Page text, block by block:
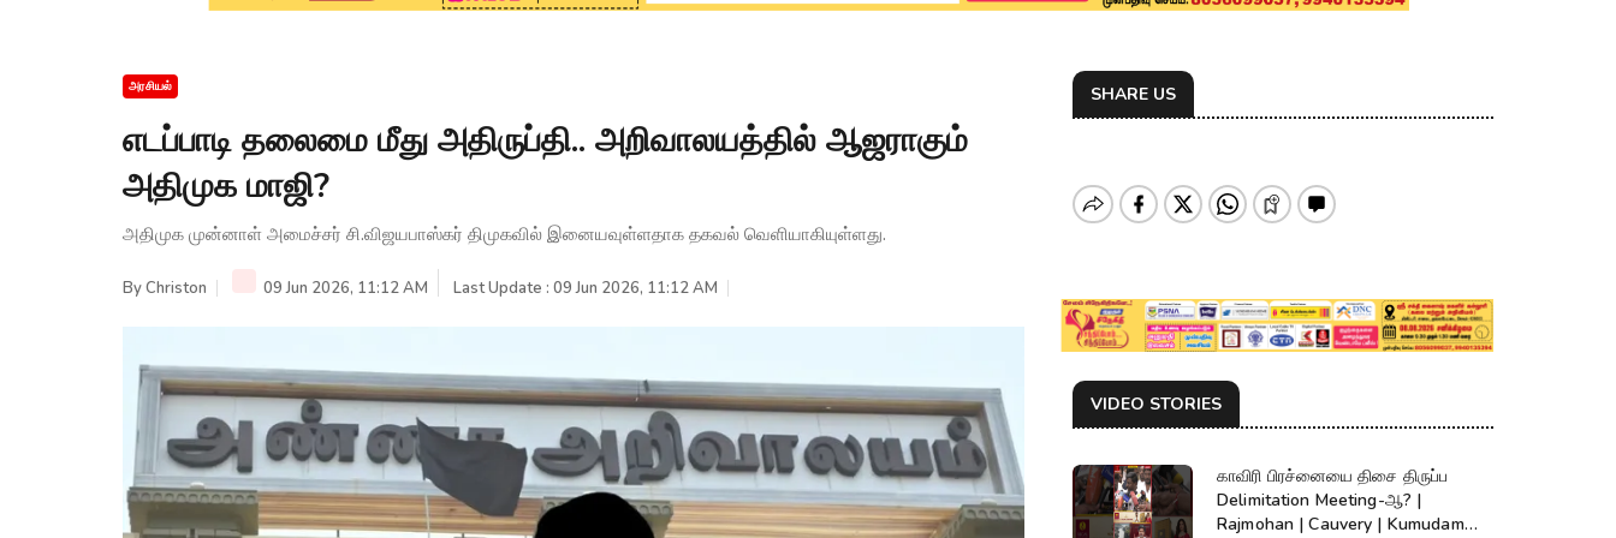
அரசியல்
எடப்பாடி தலைமை மீது அதிருப்தி.. அறிவாலயத்தில் ஆஜராகும்
அதிமுக மாஜி?
அதிமுக முன்னாள் அமைச்சர் சி.விஜயபாஸ்கர் திமுகவில் இனையவுள்ளதாக தகவல் வெளியாகியுள்ளது.
ByChriston 09 Jun 2026, 11:12 AM Last Update : 09 Jun 2026, 11:12 AM
SHARE US
VIDEO STORIES
காவிரி பிரச்னையை திசை திருப்ப
Delimitation Meeting-ஆ? |
Rajmohan | Cauvery | Kumudam